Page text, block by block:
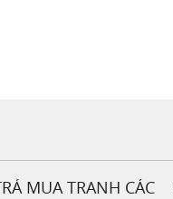
MUA TRANH CÁC